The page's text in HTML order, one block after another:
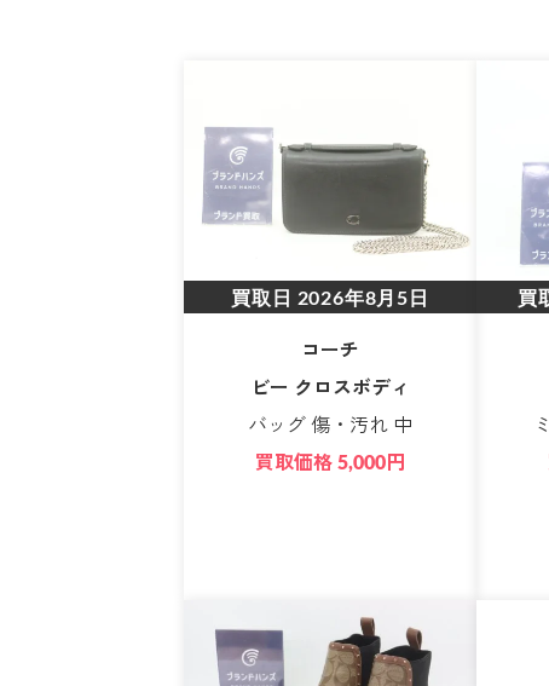
買取日 2026年8月5日
コーチ
ビー クロスボディ
バッグ 傷・汚れ 中
買取価格 5,000円
買